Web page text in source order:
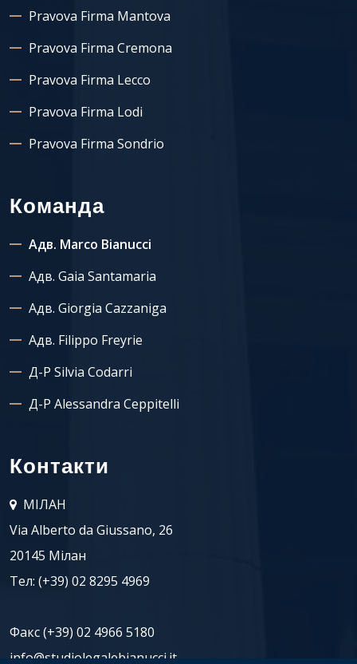
Pravova Firma Mantova
Pravova Firma Cremona
Pravova Firma Lecco
Pravova Firma Lodi
Pravova Firma Sondrio
Команда
Адв. Marco Bianucci
Адв. Gaia Santamaria
Адв. Giorgia Cazzaniga
Адв. Filippo Freyrie
Д-Р Silvia Codarri
Д-Р Alessandra Ceppitelli
Контакти
МІЛАН
Via Alberto da Giussano, 26
20145 Мілан
Тел: (+39) 02 8295 4969
Факс (+39) 02 4966 5180
info@studiolegalebianucci.it